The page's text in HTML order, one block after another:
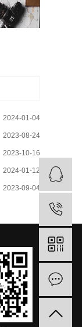
2024-01-04
2023-08-24
2023-10-16
2024-01-12
2023-09-04